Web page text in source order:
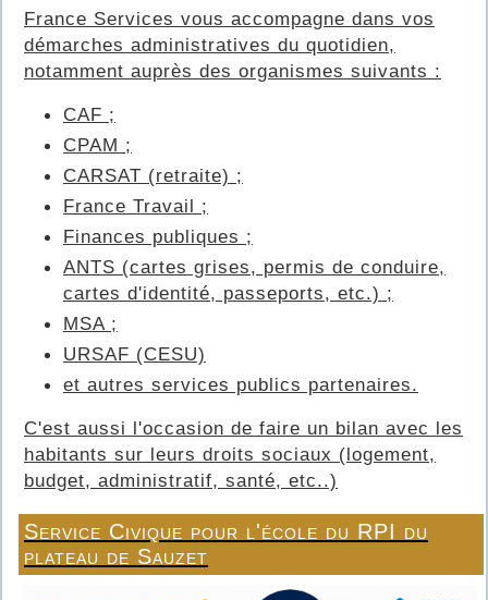
France Services vous accompagne dans vos
démarches administratives du quotidien,
notamment auprès des organismes suivants :
CAF ;
CPAM ;
CARSAT (retraite) ;
France Travail ;
Finances publiques ;
ANTS (cartes grises, permis de conduire,
cartes d'identité, passeports, etc.) ;
MSA ;
URSAF (CESU)
et autres services publics partenaires.
C'est aussi l'occasion de faire un bilan avec les
habitants sur leurs droits sociaux (logement,
budget, administratif, santé, etc..)
Service Civique pour l'école du RPI du
plateau de Sauzet